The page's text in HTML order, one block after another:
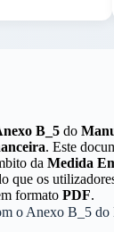
B_5 do
. Este
da Medida
que os
formato PDF.
o Anexo B_5